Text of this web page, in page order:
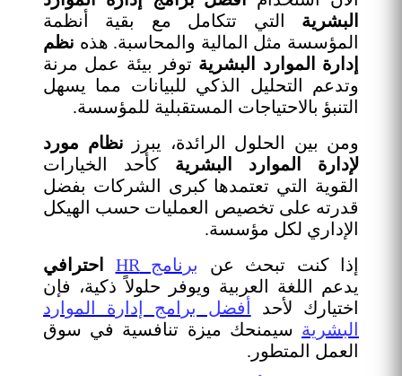
البشرية التي تتكامل مع بقية أنظمة
المؤسسة مثل المالية والمحاسبة. هذه نظم
إدارة الموارد البشرية توفر بيئة عمل مرنة
وتدعم التحليل الذكي للبيانات مما يسهل
التنبؤ بالاحتياجات المستقبلية للمؤسسة.
ومن بين الحلول الرائدة، يبرز نظام مورد
لإدارة الموارد البشرية كأحد الخيارات
القوية التي تعتمدها كبرى الشركات بفضل
قدرته على تخصيص العمليات حسب الهيكل
الإداري لكل مؤسسة.
إذا كنت تبحث عن برنامج HR
احترافي
يدعم اللغة العربية ويوفر حلولاً ذكية، فإن
اختيارك لأحد
أفضل برامج إدارة الموارد
البشرية سيمنحك ميزة تنافسية في سوق
العمل المتطور.